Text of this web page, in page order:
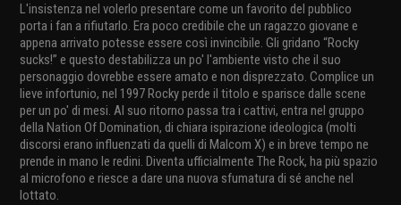
L'insistenza nel volerlo presentare come un favorito del pubblico
porta i fan a rifiutarlo. Era poco credibile che un ragazzo giovane e
appena arrivato potesse essere così invincibile. Gli gridano “Rocky
sucks!” e questo destabilizza un po' l'ambiente visto che il suo
personaggio dovrebbe essere amato e non disprezzato. Complice un
lieve infortunio, nel 1997 Rocky perde il titolo e sparisce dalle scene
per un po' di mesi. Al suo ritorno passa tra i cattivi, entra nel gruppo
della Nation Of Domination, di chiara ispirazione ideologica (molti
discorsi erano influenzati da quelli di Malcom X) e in breve tempo ne
prende in mano le redini. Diventa ufficialmente The Rock, ha più spazio
al microfono e riesce a dare una nuova sfumatura di sé anche nel
lottato.